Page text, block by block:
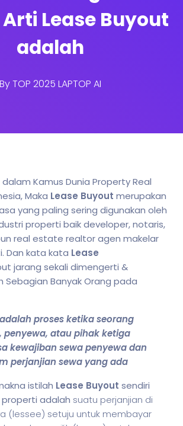
Lease Buyout
adalah
ByTOP 2025 LAPTOP AI
dalam Kamus Dunia Property Real
Maka Lease Buyout merupakan
yang paling sering digunakan oleh
properti baik developer, notaris,
real estate realtor agen makelar
Dan kata kata Lease
jarang sekali dimengerti &
Sebagian Banyak Orang pada
proses ketika seorang
penyewa, atau pihak ketiga
kewajiban sewa penyewa dan
perjanjian sewa yang ada
istilah Lease Buyout sendiri
adalah suatu perjanjian di
(lessee) setuju untuk membayar